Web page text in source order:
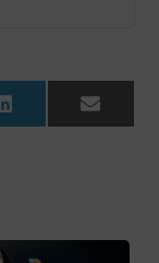
LinkedIn Email